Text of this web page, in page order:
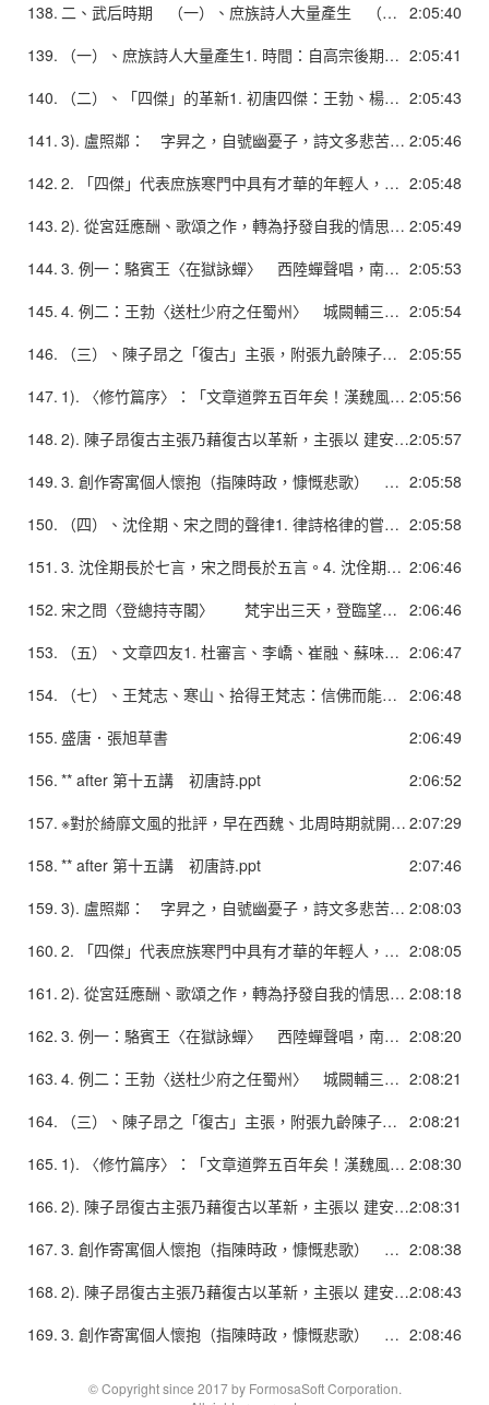
2:05:40
138.
二、武后時期 （一）、庶族詩人大量產生 （二）、「四傑」的革新 （三）、陳子昂之「復古」主張，附張九齡 （四）、沈佺期、宋之問的聲律 （五）、文章四友 （六）、劉希夷、張若虛 （七）、王梵志、寒山、拾得
2:05:41
139.
（一）、庶族詩人大量產生1. 時間：自高宗後期至武后參政，下及中宗、睿宗時期。為唐代社會結構巨變時期，亦為唐詩形成的重要關鍵期。2. 武后為了鞏固政權，削弱皇戚、世家大族勢力，故廣開科舉仕途大門，使社會中下層文人士子得以參與政治，不但收到廣納人才之效果，並且增加社會結構階層的流動性，並且使得庶族寒士充滿建功立業之熱誠，也開啟了不同的詩風。
2:05:43
140.
（二）、「四傑」的革新1. 初唐四傑：王勃、楊炯、盧照鄰、駱賓王。 1). 王勃： 字子安，善文辭，恃才傲物，英年早逝。 詩歌以五律五絕為多，平仄已和諧。 2). 楊炯： 亦恃才傲物，其文可與王勃比肩，詩則遜 於王勃。詩以五律五古為多。
2:05:46
141.
3). 盧照鄰： 字昇之，自號幽憂子，詩文多悲苦之音，然而修辭較華麗，故風骨未遒。以七言歌行突出。 4). 駱賓王： 為人頗有豪俠之氣，尤妙五言詩，〈帝京篇〉為近六百字之五七言長詩，與〈疇昔篇〉均為誇展才學之作，當時以為絕唱。
2:05:48
142.
2. 「四傑」代表庶族寒門中具有才華的年輕人，渴望躋身上層，滿懷壯志。 1). 反對當時「上官體」「氣骨都盡、剛健不聞」駢儷文風。提倡文學要有剛健的氣勢和激越的感情，指出詩歌復興在於「氣骨」這一個核心問題，為唐代文學改革的先鋒。 不過他們標舉儒家以六經為本的原則，將綺麗文風的歷史根源歸於屈、宋和建安文人，沒有把「氣骨」和 建安詩連繫起來，在理論上仍有局限，與北周、隋的復古主張和偏見有相承之處。
2:05:49
143.
2). 從宮廷應酬、歌頌之作，轉為抒發自我的情思和壯志、感概，故題材內容擴大，體裁形式亦多樣化，包括歌行、樂府、近體、古風，對唐詩的成熟頗具貢獻。 3). 整體風格雖在內涵與情境方面顯出骨氣而有格調，然而在語言文辭方面，仍不免受到當時文風影響，而沿襲了華靡之氣。參見課本王勃舉詩。
2:05:53
144.
3. 例一：駱賓王〈在獄詠蟬〉 西陸蟬聲唱，南冠客思侵。 那堪玄鬢影，來對白頭吟。 露重飛難進，風多響易沈。 無人信高潔，誰為表予心？
2:05:54
145.
4. 例二：王勃〈送杜少府之任蜀州〉 城闕輔三秦，風煙望五津。 與君離別意，同是宦遊人。 海內存知己，天涯若比鄰。 無為在歧路，兒女共沾巾。
2:05:55
146.
（三）、陳子昂之「復古」主張，附張九齡陳子昂，字伯玉， 為初唐發論反對六朝華靡詩風的第一人。2. 詩歌主張： 恢復漢魏風骨──重風骨、興寄
2:05:56
147.
1). 〈修竹篇序〉：「文章道弊五百年矣！漢魏風骨，晉宋莫傳，然而文獻有可徵者。僕嘗暇時觀齊梁間詩，采麗競繁而興寄都絕，每以永嘆，竊思古人，常恐逶迤頹靡，風雅不做，以耿耿也。一昨於解三（東方虯）處，見明公詠孤桐篇，骨氣端翔，音情頓挫，光英朗練，有金石聲。遂用洗心飾視，發揮幽鬱。不圖正始之音，復睹於茲，可使建安作者相視而笑。」
2:05:57
148.
2). 陳子昂復古主張乃藉復古以革新，主張以 建安、正始之風骨、興寄，取代晉宋齊梁 以來「采麗競繁」的風尚。 建安＝「風骨」(剛健的現實內容) +「興寄」(有感而作,重託喻、有寄託) 上承風雅傳統。 3). 其主張更明確地指向言志述懷的創作內容，終於為唐詩擺脫南朝綺麗風格找到一條目標，其擺脫齊梁詩風的創作上，也取得超越「四傑」的成績。
2:05:58
149.
3. 創作寄寓個人懷抱（指陳時政，慷慨悲歌） 如〈感遇〉十九首乃繼承阮籍〈詠懷〉詩的傳統，寄寓懷抱，抒發幽憤。但與阮籍不同者，在於其詩作中相當明顯地指陳時政、諷喻現實，可以算是盛唐以後杜甫、白居易等社會政治諷喻詩的先導。4. 張九齡詩風較接近陳子昂，部分詩歌則具有臺閣之氣。
2:05:58
150.
（四）、沈佺期、宋之問的聲律1. 律詩格律的嘗試： 1). 始於齊梁，由沈約、謝朓而至陰鏗、何遜，而至徐陵、庾信，而上官儀，成熟之機運日益接近。 2). 初唐四傑亦不少平仄和諧之作，然比例仍算少數。 3). 沈、宋承此基礎，遂完成格律，其作品平仄和諧者占八九成。2. 五律首先完成，七律、絕句繼之。（按，絕句醞釀可上溯六朝甚至漢魏，但其格律基礎仍在律詩，故絕句因律詩格律之完成而固定。）
2:06:46
151.
3. 沈佺期長於七言，宋之問長於五言。4. 沈佺期〈古意呈補闕喬知之〉 盧家少婦鬱金堂，海燕雙棲玳瑁梁。 平平仄仄仄平平 仄仄平平仄仄平 九月寒砧催木葉，十年征戌憶遼陽。 仄仄平平平仄仄 仄平平仄仄平平 白狼河北音書斷，丹鳯城南秋夜長。 仄平平仄平平仄 平仄平平平仄平 誰謂含愁獨不見，更教明月照流黃。 平仄平平仄仄仄 平平平仄仄平平 （第五句失黏）
2:06:46
152.
宋之問〈登總持寺閣〉 梵宇出三天，登臨望八川。 仄仄仄平平 平平仄仄平 開襟坐霄漢，揮手拂雲煙。 平平仄平仄 平仄仄平平 函谷青山外，昆明落日邊。 平仄平平仄 平平仄仄平 東京楊柳陌，少別已經年。 平平平仄仄 仄仄仄平平 （第三句犯孤平）
2:06:47
153.
（五）、文章四友1. 杜審言、李嶠、崔融、蘇味道。2. 與沈宋同時，同為宮廷詩人，文學一方面承繼梁、陳詩風，一方面為沈、宋律體之主要推動者。（六）、劉希夷、張若虛 詩歌成就一為運用聲律於樂府，再為化五言樂府為七言，故其樂府音節轉美，篇幅轉長。
2:06:48
154.
（七）、王梵志、寒山、拾得王梵志：信佛而能詩，其詩多以淺俗語言寫成，大部份似偈語。2. 寒山、拾得詩有二類，一類繼承王梵志，如同偈語，一類寫山中景物及生活情趣，頗具情韻意境。
2:06:49
155. 盛唐．張旭草書
2:06:52
156. ** after 第十五講 初唐詩.ppt
2:07:29
157.
※對於綺靡文風的批評，早在西魏、北周時期就開始出現了。但主張過於落伍守舊，否定詩歌本身的價值和文學之美感，也無法形成真正的文學革新力量。1). 魏相宇文泰命蘇綽仿照《尚書》作〈大誥〉，又令「自今文章皆依此體」（《資治通鑑》卷一五九）2). 隋文帝下詔排斥輕浮華偽文風，李諤上疏批評「江左齊梁」的弊病在於內容上「不出月露之形」、「唯是風雲之狀」，形式上「競一韻之奇，爭一字之巧」（《隋書‧李諤傳》）。
2:07:46
158. ** after 第十五講 初唐詩.ppt
2:08:03
159.
3). 盧照鄰： 字昇之，自號幽憂子，詩文多悲苦之音，然而修辭較華麗，故風骨未遒。以七言歌行突出。 4). 駱賓王： 為人頗有豪俠之氣，尤妙五言詩，〈帝京篇〉為近六百字之五七言長詩，與〈疇昔篇〉均為誇展才學之作，當時以為絕唱。
2:08:05
160.
2. 「四傑」代表庶族寒門中具有才華的年輕人，渴望躋身上層，滿懷壯志。 1). 反對當時「上官體」「氣骨都盡、剛健不聞」駢儷文風。提倡文學要有剛健的氣勢和激越的感情，指出詩歌復興在於「氣骨」這一個核心問題，為唐代文學改革的先鋒。 不過他們標舉儒家以六經為本的原則，將綺麗文風的歷史根源歸於屈、宋和建安文人，沒有把「氣骨」和 建安詩連繫起來，在理論上仍有局限，與北周、隋的復古主張和偏見有相承之處。
2:08:18
161.
2). 從宮廷應酬、歌頌之作，轉為抒發自我的情思和壯志、感概，故題材內容擴大，體裁形式亦多樣化，包括歌行、樂府、近體、古風，對唐詩的成熟頗具貢獻。 3). 整體風格雖在內涵與情境方面顯出骨氣而有格調，然而在語言文辭方面，仍不免受到當時文風影響，而沿襲了華靡之氣。參見課本王勃舉詩。
2:08:20
162.
3. 例一：駱賓王〈在獄詠蟬〉 西陸蟬聲唱，南冠客思侵。 那堪玄鬢影，來對白頭吟。 露重飛難進，風多響易沈。 無人信高潔，誰為表予心？
2:08:21
163.
4. 例二：王勃〈送杜少府之任蜀州〉 城闕輔三秦，風煙望五津。 與君離別意，同是宦遊人。 海內存知己，天涯若比鄰。 無為在歧路，兒女共沾巾。
2:08:21
164.
（三）、陳子昂之「復古」主張，附張九齡陳子昂，字伯玉， 為初唐發論反對六朝華靡詩風的第一人。2. 詩歌主張： 恢復漢魏風骨──重風骨、興寄
2:08:30
165.
1). 〈修竹篇序〉：「文章道弊五百年矣！漢魏風骨，晉宋莫傳，然而文獻有可徵者。僕嘗暇時觀齊梁間詩，采麗競繁而興寄都絕，每以永嘆，竊思古人，常恐逶迤頹靡，風雅不做，以耿耿也。一昨於解三（東方虯）處，見明公詠孤桐篇，骨氣端翔，音情頓挫，光英朗練，有金石聲。遂用洗心飾視，發揮幽鬱。不圖正始之音，復睹於茲，可使建安作者相視而笑。」
2:08:31
166.
2). 陳子昂復古主張乃藉復古以革新，主張以 建安、正始之風骨、興寄，取代晉宋齊梁 以來「采麗競繁」的風尚。 建安＝「風骨」(剛健的現實內容) +「興寄」(有感而作,重託喻、有寄託) 上承風雅傳統。 3). 其主張更明確地指向言志述懷的創作內容，終於為唐詩擺脫南朝綺麗風格找到一條目標，其擺脫齊梁詩風的創作上，也取得超越「四傑」的成績。
2:08:38
167.
3. 創作寄寓個人懷抱（指陳時政，慷慨悲歌） 如〈感遇〉十九首乃繼承阮籍〈詠懷〉詩的傳統，寄寓懷抱，抒發幽憤。但與阮籍不同者，在於其詩作中相當明顯地指陳時政、諷喻現實，可以算是盛唐以後杜甫、白居易等社會政治諷喻詩的先導。4. 張九齡詩風較接近陳子昂，部分詩歌則具有臺閣之氣。
2:08:43
168.
2). 陳子昂復古主張乃藉復古以革新，主張以 建安、正始之風骨、興寄，取代晉宋齊梁 以來「采麗競繁」的風尚。 建安＝「風骨」(剛健的現實內容) +「興寄」(有感而作,重託喻、有寄託) 上承風雅傳統。 3). 其主張更明確地指向言志述懷的創作內容，終於為唐詩擺脫南朝綺麗風格找到一條目標，其擺脫齊梁詩風的創作上，也取得超越「四傑」的成績。
2:08:46
169. 3. 創作寄寓個人懷抱（指陳時政，慷慨悲歌） 如〈感遇〉十九首乃繼承阮籍〈詠懷〉詩的傳統，寄寓懷抱，抒發幽憤。但與阮籍不同者，在於其詩作中相當明顯地指陳時政、諷喻現實，可以算是盛唐以後杜甫、白居易等社會政治諷喻詩的先導。4. 張九齡詩風較接近陳子昂，部分詩歌則具有臺閣之氣。
© Copyright since 2017 by FormosaSoft Corporation.